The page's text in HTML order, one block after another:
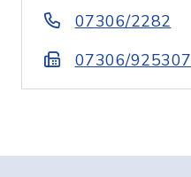
07306/2282
07306/925307